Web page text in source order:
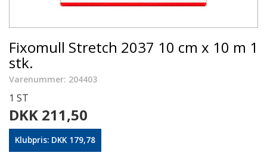
Fixomull Stretch 2037 10 cm x 10 m 1
stk.
Varenummer: 204403
1 ST
DKK 211,50
Klubpris: DKK 179,78